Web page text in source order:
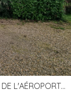
A LOUER BUREAUX DE 301M2 SUR LE SITE DE L'AÉROPORT AGEN LA GARENNE